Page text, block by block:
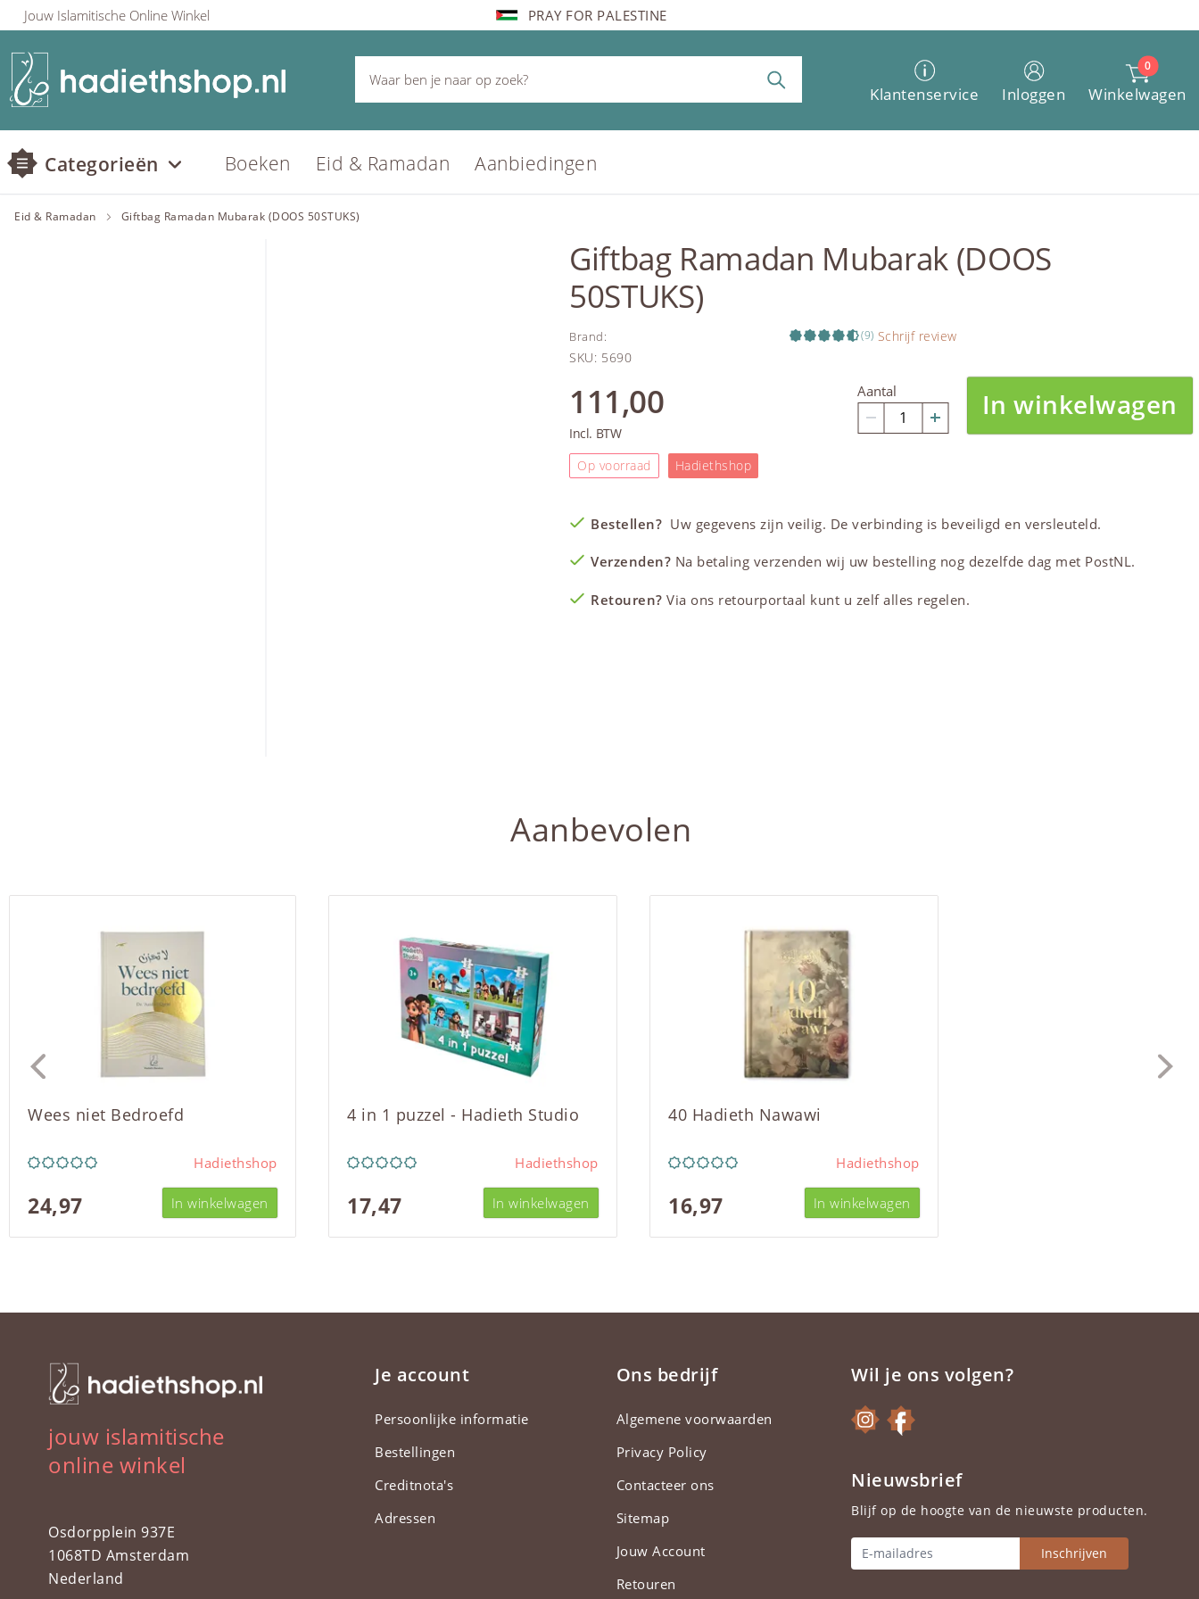
Jouw Islamitische Online Winkel PRAY FOR PALESTINE
Klantenservice Inloggen
0
Winkelwagen
Categorieën Boeken Eid & Ramadan Aanbiedingen
Eid & Ramadan Giftbag Ramadan Mubarak (DOOS 50STUKS)
Giftbag Ramadan Mubarak (DOOS
50STUKS)
Brand: (9) Schrijf review
SKU: 5690
111,00
Incl. BTW
Op voorraad
Hadiethshop
Aantal In winkelwagen
Bestellen? Uw gegevens zijn veilig. De verbinding is beveiligd en versleuteld.
Verzenden? Na betaling verzenden wij uw bestelling nog dezelfde dag met PostNL.
Retouren? Via ons retourportaal kunt u zelf alles regelen.
Aanbevolen
Wees niet Bedroefd
Hadiethshop
24,97 In winkelwagen
4 in 1 puzzel - Hadieth Studio
Hadiethshop
17,47 In winkelwagen
40 Hadieth Nawawi
Hadiethshop
16,97 In winkelwagen
jouw islamitische
online winkel
Osdorpplein 937E
1068TD Amsterdam
Nederland
Je account
Persoonlijke informatie
Bestellingen
Creditnota's
Adressen
Ons bedrijf
Algemene voorwaarden
Privacy Policy
Contacteer ons
Sitemap
Jouw Account
Retouren
Wil je ons volgen?
Nieuwsbrief
Blijf op de hoogte van de nieuwste producten.
Inschrijven